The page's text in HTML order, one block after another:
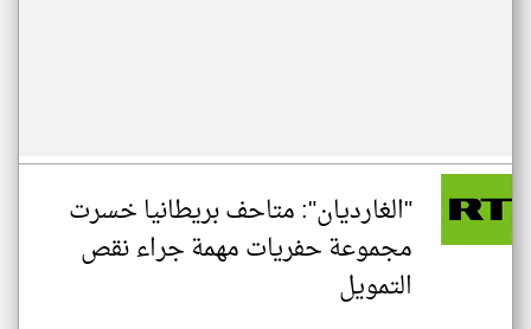
"الغارديان": متاحف بريطانيا خسرت
مجموعة حفريات مهمة جراء نقص
التمويل